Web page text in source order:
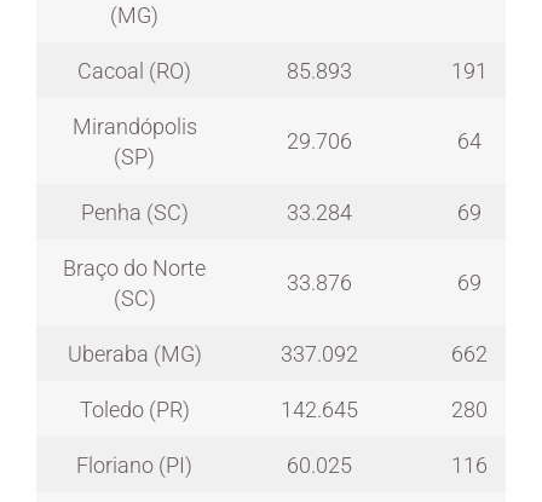
(MG)
Cacoal (RO) 85.893 191
Mirandópolis
(SP)
29.706 64
Penha (SC) 33.284 69
Braço do Norte
(SC)
33.876 69
Uberaba (MG) 337.092 662
Toledo (PR) 142.645 280
Floriano (PI) 60.025 116